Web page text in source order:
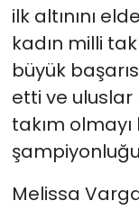
ilk altınını
kadın milli
büyük
etti ve uluslar
takım
Melissa